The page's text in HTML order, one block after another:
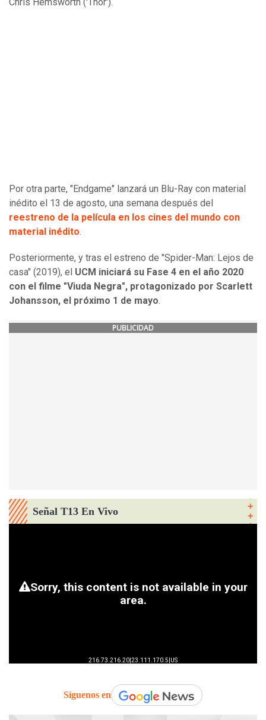
Por otra parte, "Endgame" lanzará un Blu-Ray con material
inédito el 13 de agosto, una semana después del
reestreno de la película en los cines del mundo con
material inédito
Posteriormente, y tras el estreno de "Spider-Man: Lejos de
casa" (2019), el UCM iniciará su Fase 4 en el año 2020
con el filme "Viuda Negra", protagonizado por Scarlett
Johansson, el próximo 1 de mayo
PUBLICIDAD
Señal T13 En Vivo
Síguenos en